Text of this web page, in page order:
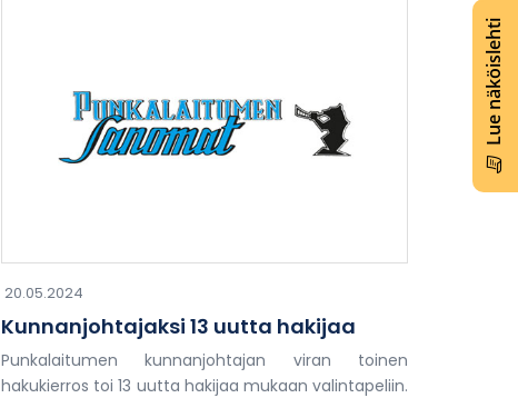
Lue näköislehti
20.05.2024
Kunnanjohtajaksi 13 uutta hakijaa
Punkalaitumen kunnanjohtajan viran toinen
hakukierros toi 13 uutta hakijaa mukaan valintapeliin.